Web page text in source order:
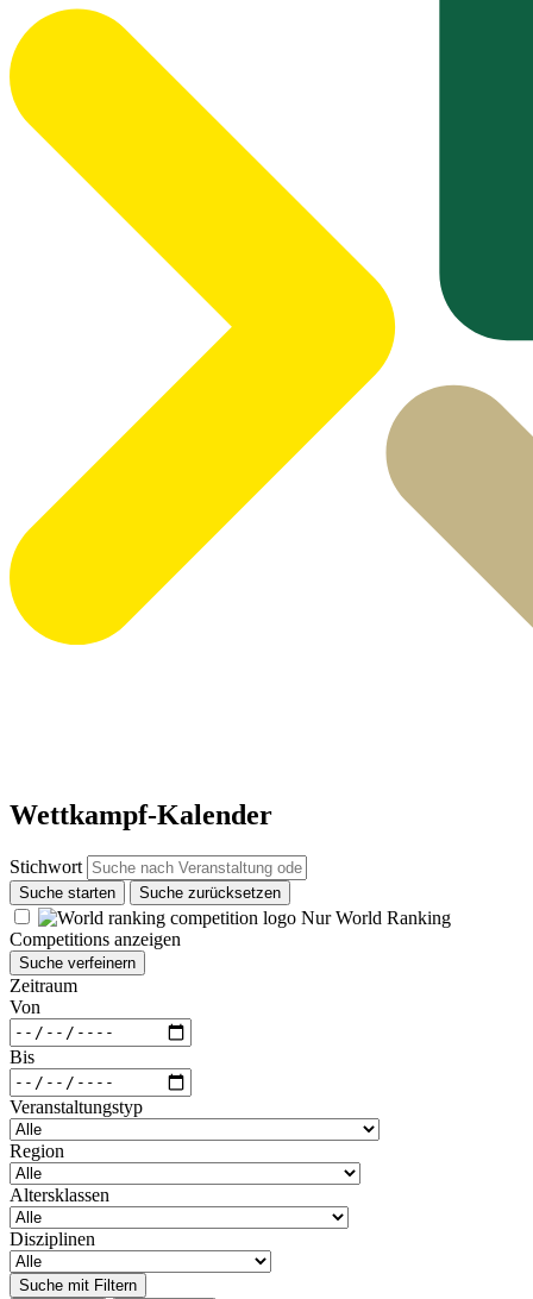
Wettkampf-Kalender
Stichwort
Suche starten Suche zurücksetzen
Nur World Ranking
Competitions anzeigen
Suche verfeinern
Zeitraum
Von
Bis
Veranstaltungstyp
Region
Altersklassen
Disziplinen
Suche mit Filtern